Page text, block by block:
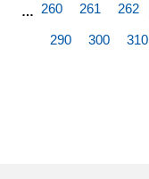
… 260 261 262
290 300 310